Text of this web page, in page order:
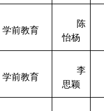
学前教育
陈
怡杨
学前教育
李
思颖